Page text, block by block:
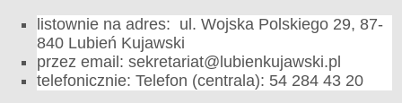
Regulamin Etyki
Regulamin funkcjonowania monitoringu wizyjnego na terenie Gminy
Lubień Kujawski.
SPRAWY DO ZAŁATWIENIA
Wykaz spraw i sposób załatwiania
listownie na adres: ul. Wojska Polskiego 29, 87-
840 Lubień Kujawski
przez email: sekretariat@lubienkujawski.pl
telefonicznie: Telefon (centrala): 54 284 43 20